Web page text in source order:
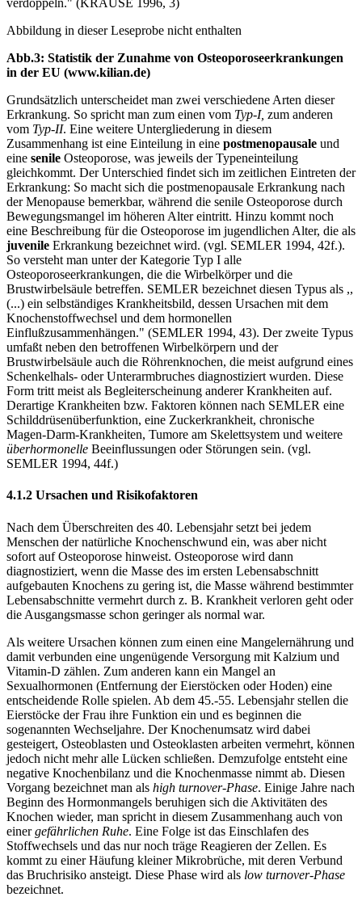
verdoppeln." (KRAUSE 1996, 3)
Abbildung in dieser Leseprobe nicht enthalten
Abb.3: Statistik der Zunahme von Osteoporoseerkrankungen
in der EU (www.kilian.de)
Grundsätzlich unterscheidet man zwei verschiedene Arten dieser
Erkrankung. So spricht man zum einen vom Typ-I, zum anderen
vom Typ-II. Eine weitere Untergliederung in diesem
Zusammenhang ist eine Einteilung in eine postmenopausale und
eine senile Osteoporose, was jeweils der Typeneinteilung
gleichkommt. Der Unterschied findet sich im zeitlichen Eintreten der
Erkrankung: So macht sich die postmenopausale Erkrankung nach
der Menopause bemerkbar, während die senile Osteoporose durch
Bewegungsmangel im höheren Alter eintritt. Hinzu kommt noch
eine Beschreibung für die Osteoporose im jugendlichen Alter, die als
juvenile Erkrankung bezeichnet wird. (vgl. SEMLER 1994, 42f.).
So versteht man unter der Kategorie Typ I alle
Osteoporoseerkrankungen, die die Wirbelkörper und die
Brustwirbelsäule betreffen. SEMLER bezeichnet diesen Typus als ,,
(...) ein selbständiges Krankheitsbild, dessen Ursachen mit dem
Knochenstoffwechsel und dem hormonellen
Einflußzusammenhängen." (SEMLER 1994, 43). Der zweite Typus
umfaßt neben den betroffenen Wirbelkörpern und der
Brustwirbelsäule auch die Röhrenknochen, die meist aufgrund eines
Schenkelhals- oder Unterarmbruches diagnostiziert wurden. Diese
Form tritt meist als Begleiterscheinung anderer Krankheiten auf.
Derartige Krankheiten bzw. Faktoren können nach SEMLER eine
Schilddrüsenüberfunktion, eine Zuckerkrankheit, chronische
Magen-Darm-Krankheiten, Tumore am Skelettsystem und weitere
überhormonelle Beeinflussungen oder Störungen sein. (vgl.
SEMLER 1994, 44f.)
4.1.2 Ursachen und Risikofaktoren
Nach dem Überschreiten des 40. Lebensjahr setzt bei jedem
Menschen der natürliche Knochenschwund ein, was aber nicht
sofort auf Osteoporose hinweist. Osteoporose wird dann
diagnostiziert, wenn die Masse des im ersten Lebensabschnitt
aufgebauten Knochens zu gering ist, die Masse während bestimmter
Lebensabschnitte vermehrt durch z. B. Krankheit verloren geht oder
die Ausgangsmasse schon geringer als normal war.
Als weitere Ursachen können zum einen eine Mangelernährung und
damit verbunden eine ungenügende Versorgung mit Kalzium und
Vitamin-D zählen. Zum anderen kann ein Mangel an
Sexualhormonen (Entfernung der Eierstöcken oder Hoden) eine
entscheidende Rolle spielen. Ab dem 45.-55. Lebensjahr stellen die
Eierstöcke der Frau ihre Funktion ein und es beginnen die
sogenannten Wechseljahre. Der Knochenumsatz wird dabei
gesteigert, Osteoblasten und Osteoklasten arbeiten vermehrt, können
jedoch nicht mehr alle Lücken schließen. Demzufolge entsteht eine
negative Knochenbilanz und die Knochenmasse nimmt ab. Diesen
Vorgang bezeichnet man als high turnover-Phase. Einige Jahre nach
Beginn des Hormonmangels beruhigen sich die Aktivitäten des
Knochen wieder, man spricht in diesem Zusammenhang auch von
einergefährlichen Ruhe. Eine Folge ist das Einschlafen des
Stoffwechsels und das nur noch träge Reagieren der Zellen. Es
kommt zu einer Häufung kleiner Mikrobrüche, mit deren Verbund
das Bruchrisiko ansteigt. Diese Phase wird als low turnover-Phase
bezeichnet.